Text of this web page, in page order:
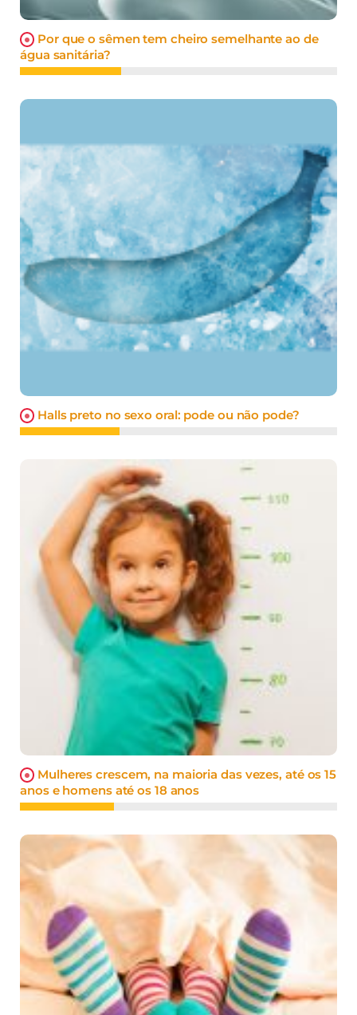
Por que o sêmen tem cheiro semelhante ao de
água sanitária?
Halls preto no sexo oral: pode ou não pode?
Mulheres crescem, na maioria das vezes, até os 15
anos e homens até os 18 anos